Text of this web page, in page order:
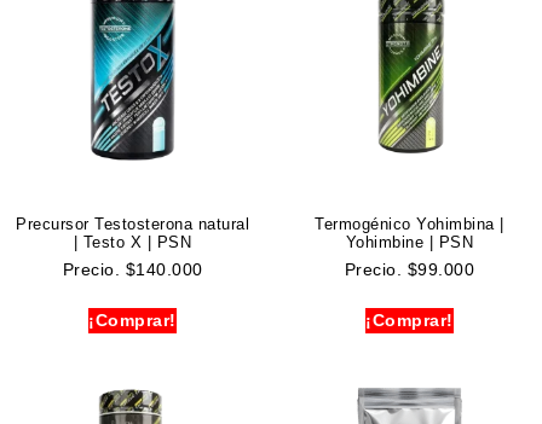
Precursor Testosterona natural
| Testo X | PSN
Precio. $140.000
¡Comprar!
Termogénico Yohimbina |
Yohimbine | PSN
Precio. $99.000
¡Comprar!